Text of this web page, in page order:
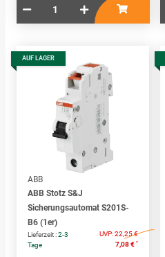
AUF LAGER
ABB
ABB Stotz S&J
Sicherungsautomat S201S-
B6 (1er)
Lieferzeit :2-3
Tage
UVP:22,25 €
7,08 € *